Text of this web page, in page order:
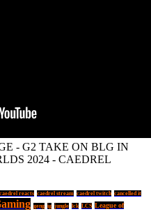
- G2 TAKE ON BLG IN
2024 - CAEDREL
caedrel reacts caedrel stream caedrel twitch cancelled it
geng ig jungle lck LCS League of